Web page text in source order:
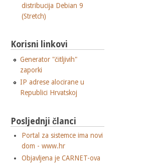
distribucija Debian 9
(Stretch)
Korisni linkovi
Generator "čitljivih"
zaporki
IP adrese alocirane u
Republici Hrvatskoj
Posljednji članci
Portal za sistemce ima novi
dom - www.hr
Objavljena je CARNET-ova